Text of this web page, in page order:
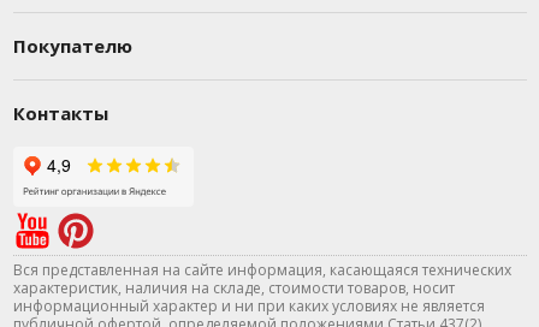
Покупателю
Контакты
Вся представленная на сайте информация, касающаяся технических
характеристик, наличия на складе, стоимости товаров, носит
информационный характер и ни при каких условиях не является